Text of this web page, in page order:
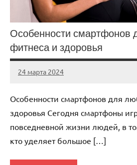
Особенности смартфонов
фитнеса и здоровья
24 марта 2024
avto_drive72
Нет
Особенности смартфонов для
здоровья Сегодня смартфоны
повседневной жизни людей, в
кто уделяет большое […]